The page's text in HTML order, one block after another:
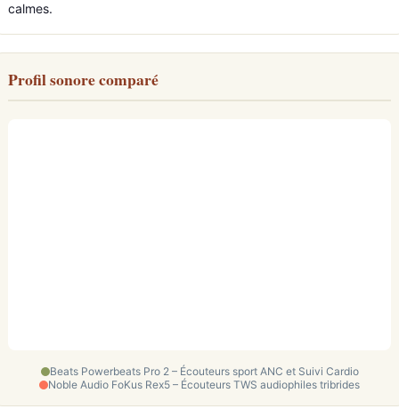
calmes.
Profil sonore comparé
Beats Powerbeats Pro 2 – Écouteurs sport ANC et Suivi Cardio
Noble Audio FoKus Rex5 – Écouteurs TWS audiophiles tribrides